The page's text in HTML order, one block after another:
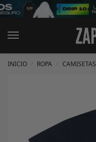
INICIO ROPA CAMISETAS